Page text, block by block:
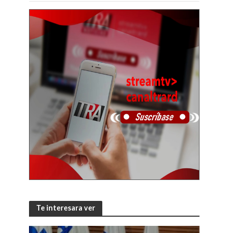
Te interesara ver